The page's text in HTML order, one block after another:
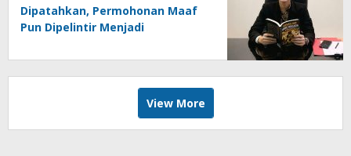
Dipatahkan, Permohonan Maaf
Pun Dipelintir Menjadi
View More